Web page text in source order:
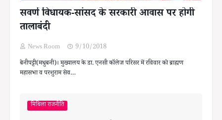
सवर्ण विधायक-सांसद के सरकारी आवास पर होगी
तालाबंदी
News Room
9/10/2018
बेनीपट्टी(मधुबनी)। मुख्यालय के डा. एनसी कॉलेज परिसर में रविवार को ब्राह्मण
महासभा व परशुराम सेव…
मिथिला राजनीति